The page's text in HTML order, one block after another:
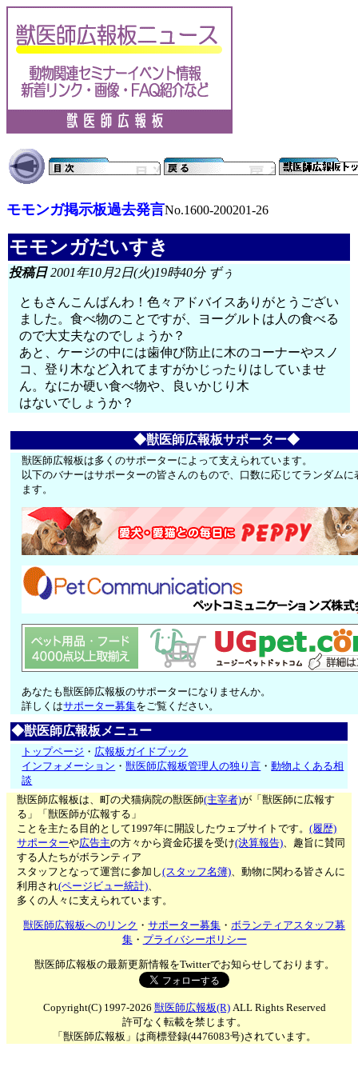
モモンガ掲示板過去発言No.1600-200201-26
モモンガだいすき
投稿日2001年10月2日(火)19時40分 ずぅ
ともさんこんばんわ！色々アドバイスありがとうござい
ました。食べ物のことですが、ヨーグルトは人の食べる
ので大丈夫なのでしょうか？
あと、ケージの中には歯伸び防止に木のコーナーやスノ
コ、登り木など入れてますがかじったりはしていませ
ん。なにか硬い食べ物や、良いかじり木
はないでしょうか？
◆獣医師広報板サポーター◆
獣医師広報板は多くのサポーターによって支えられています。
以下のバナーはサポーターの皆さんのもので、口数に応じてランダムに
ます。
あなたも獣医師広報板のサポーターになりませんか。
詳しくはサポーター募集をご覧ください。
◆獣医師広報板メニュー
トップページ ・ 広報板ガイドブック
インフォメーション ・獣医師広報板管理人の独り言 ・動物よくある相
談
獣医師広報板は、町の犬猫病院の獣医師(主宰者)が「獣医師に広報す
る」「獣医師が広報する」
ことを主たる目的として1997年に開設したウェブサイトです。(履歴)
サポーターや広告主の方々から資金応援を受け(決算報告)、趣旨に賛同
する人たちがボランティア
スタッフとなって運営に参加し(スタッフ名簿)、動物に関わる皆さんに
利用され(ページビュー統計)、
多くの人々に支えられています。
獣医師広報板へのリンク ・サポーター募集 ・ボランティアスタッフ募
集・ プライバシーポリシー
獣医師広報板の最新更新情報をTwitterでお知らせしております。
Copyright(C) 1997-2026 獣医師広報板(R)ALL Rights Reserved
許可なく転載を禁じます。
「獣医師広報板」は商標登録(4476083号)されています。